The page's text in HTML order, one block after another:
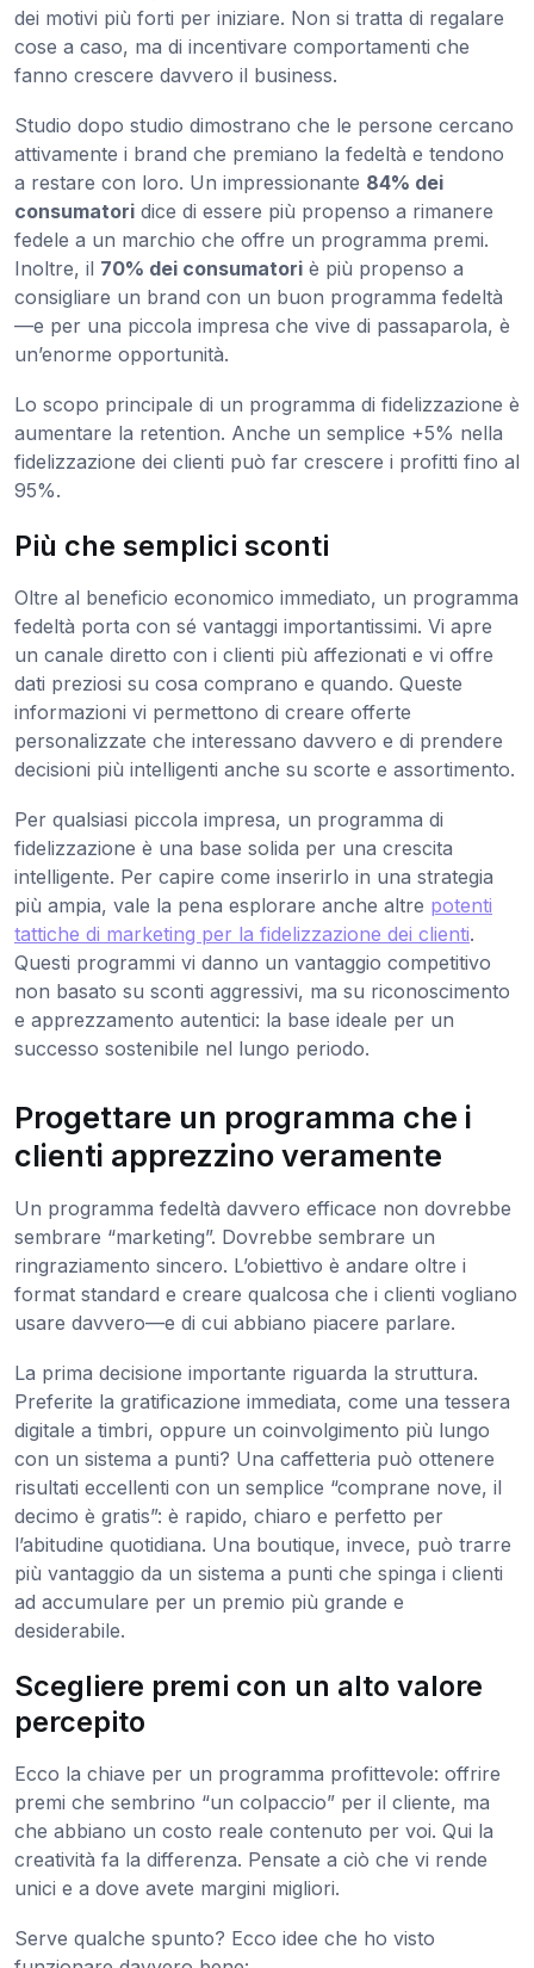
dei motivi più forti per iniziare. Non si tratta di regalare
cose a caso, ma di incentivare comportamenti che
fanno crescere davvero il business.
Studio dopo studio dimostrano che le persone cercano
attivamente i brand che premiano la fedeltà e tendono
a restare con loro. Un impressionante 84% dei
consumatori dice di essere più propenso a rimanere
fedele a un marchio che offre un programma premi.
Inoltre, il 70% dei consumatori è più propenso a
consigliare un brand con un buon programma fedeltà
—e per una piccola impresa che vive di passaparola, è
un’enorme opportunità.
Lo scopo principale di un programma di fidelizzazione è
aumentare la retention. Anche un semplice +5% nella
fidelizzazione dei clienti può far crescere i profitti fino al
95%.
Più che semplici sconti
Oltre al beneficio economico immediato, un programma
fedeltà porta con sé vantaggi importantissimi. Vi apre
un canale diretto con i clienti più affezionati e vi offre
dati preziosi su cosa comprano e quando. Queste
informazioni vi permettono di creare offerte
personalizzate che interessano davvero e di prendere
decisioni più intelligenti anche su scorte e assortimento.
Per qualsiasi piccola impresa, un programma di
fidelizzazione è una base solida per una crescita
intelligente. Per capire come inserirlo in una strategia
più ampia, vale la pena esplorare anche altre potenti
tattiche di marketing per la fidelizzazione dei clienti.
Questi programmi vi danno un vantaggio competitivo
non basato su sconti aggressivi, ma su riconoscimento
e apprezzamento autentici: la base ideale per un
successo sostenibile nel lungo periodo.
Progettare un programma che i
clienti apprezzino veramente
Un programma fedeltà davvero efficace non dovrebbe
sembrare “marketing”. Dovrebbe sembrare un
ringraziamento sincero. L’obiettivo è andare oltre i
format standard e creare qualcosa che i clienti vogliano
usare davvero—e di cui abbiano piacere parlare.
La prima decisione importante riguarda la struttura.
Preferite la gratificazione immediata, come una tessera
digitale a timbri, oppure un coinvolgimento più lungo
con un sistema a punti? Una caffetteria può ottenere
risultati eccellenti con un semplice “comprane nove, il
decimo è gratis”: è rapido, chiaro e perfetto per
l’abitudine quotidiana. Una boutique, invece, può trarre
più vantaggio da un sistema a punti che spinga i clienti
ad accumulare per un premio più grande e
desiderabile.
Scegliere premi con un alto valore
percepito
Ecco la chiave per un programma profittevole: offrire
premi che sembrino “un colpaccio” per il cliente, ma
che abbiano un costo reale contenuto per voi. Qui la
creatività fa la differenza. Pensate a ciò che vi rende
unici e a dove avete margini migliori.
Serve qualche spunto? Ecco idee che ho visto